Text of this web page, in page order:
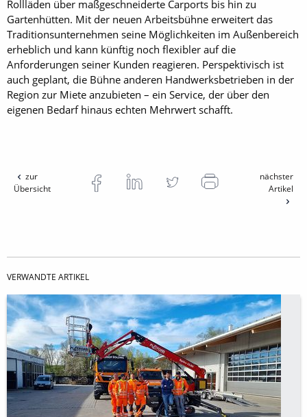
Rollläden über maßgeschneiderte Carports bis hin zu
Gartenhütten. Mit der neuen Arbeitsbühne erweitert das
Traditionsunternehmen seine Möglichkeiten im Außenbereich
erheblich und kann künftig noch flexibler auf die
Anforderungen seiner Kunden reagieren. Perspektivisch ist
auch geplant, die Bühne anderen Handwerksbetrieben in der
Region zur Miete anzubieten – ein Service, der über den
eigenen Bedarf hinaus echten Mehrwert schafft.
zur
Übersicht
nächster
Artikel
VERWANDTE ARTIKEL